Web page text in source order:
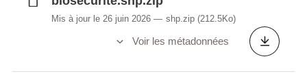
Mis à jour le 26 juin 2026 shp.zip (212.5Ko)
Voir les métadonnées